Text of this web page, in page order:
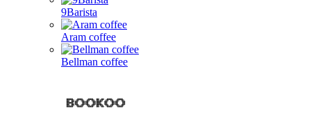
9Barista
Aram coffee
Bellman coffee